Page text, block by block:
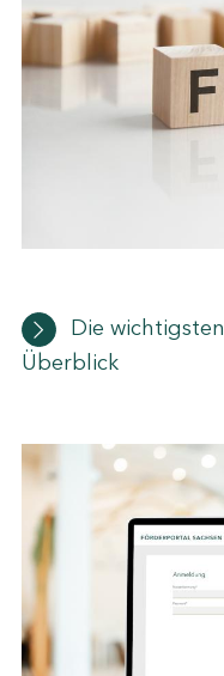
Die
Überblick